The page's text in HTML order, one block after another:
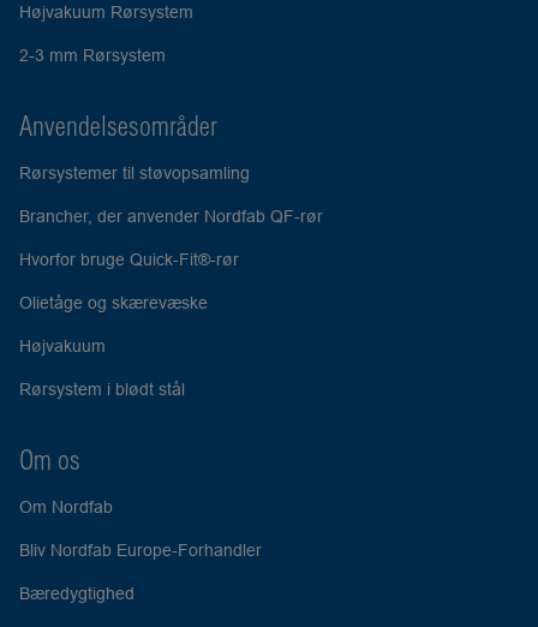
Højvakuum Rørsystem
2-3 mm Rørsystem
Anvendelsesområder
Rørsystemer til støvopsamling
Brancher, der anvender Nordfab QF-rør
Hvorfor bruge Quick-Fit®-rør
Olietåge og skærevæske
Højvakuum
Rørsystem i blødt stål
Om os
Om Nordfab
Bliv Nordfab Europe-Forhandler
Bæredygtighed